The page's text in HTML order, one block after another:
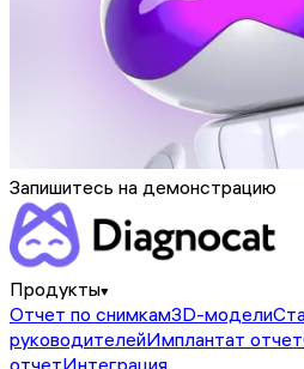
Запишитесь на демонстрацию
Продукты
Отчет по снимкам3D-модели
руководителейИмплантат отчет